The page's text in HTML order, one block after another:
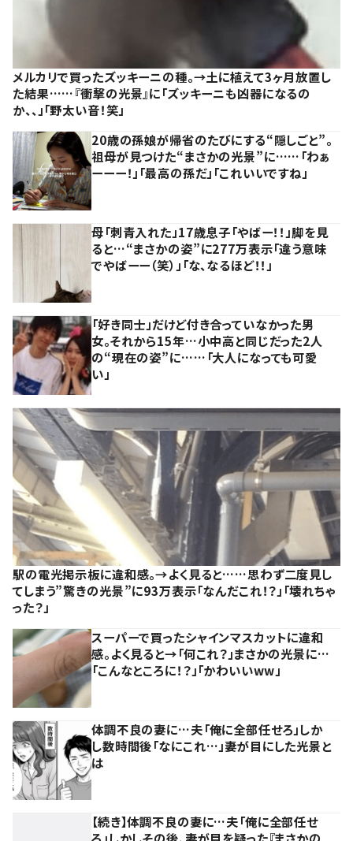
メルカリで買ったズッキーニの種。→土に植えて3ヶ月放置し
た結果……『衝撃の光景』に「ズッキーニも凶器になるの
か、、」「野太い音！笑」
20歳の孫娘が帰省のたびにする“隠しごと”。
祖母が見つけた“まさかの光景”に……「わぁ
ーーー！」「最高の孫だ」「これいいですね」
母「刺青入れた」17歳息子「やばー！！」脚を見
ると…“まさかの姿”に277万表示「違う意味
でやばーー（笑）」「な、なるほど！！」
「好き同士」だけど付き合っていなかった男
女。それから15年…小中高と同じだった2人
の“現在の姿”に……「大人になっても可愛
い」
駅の電光掲示板に違和感。→よく見ると……思わず二度見し
てしまう”驚きの光景”に93万表示「なんだこれ！？」「壊れちゃ
った？」
スーパーで買ったシャインマスカットに違和
感。よく見ると→「何これ？」まさかの光景に…
「こんなところに！？」「かわいいww」
体調不良の妻に…夫「俺に全部任せろ」しか
し数時間後「なにこれ…」妻が目にした光景と
は
【続き】体調不良の妻に…夫「俺に全部任せ